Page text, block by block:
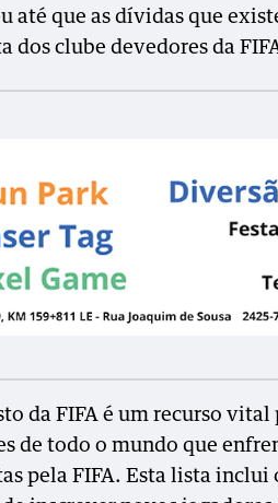
até que as dívidas que
dos clube devedores da
da FIFA é um recurso vital
de todo o mundo que
pela FIFA. Esta lista inclui